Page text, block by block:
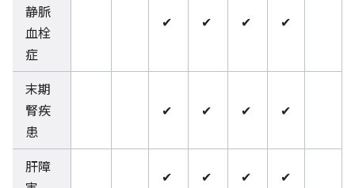
静脈
血栓
症
✔ ✔ ✔ ✔
末期
腎疾
患
✔ ✔ ✔ ✔
肝障
✔ ✔ ✔ ✔